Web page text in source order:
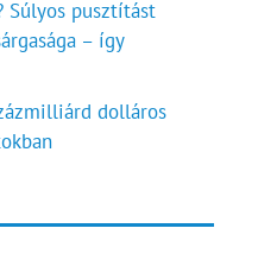
Súlyos pusztítást
– így
dolláros